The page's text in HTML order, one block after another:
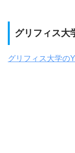
グリフィス大
グリフィス大学の